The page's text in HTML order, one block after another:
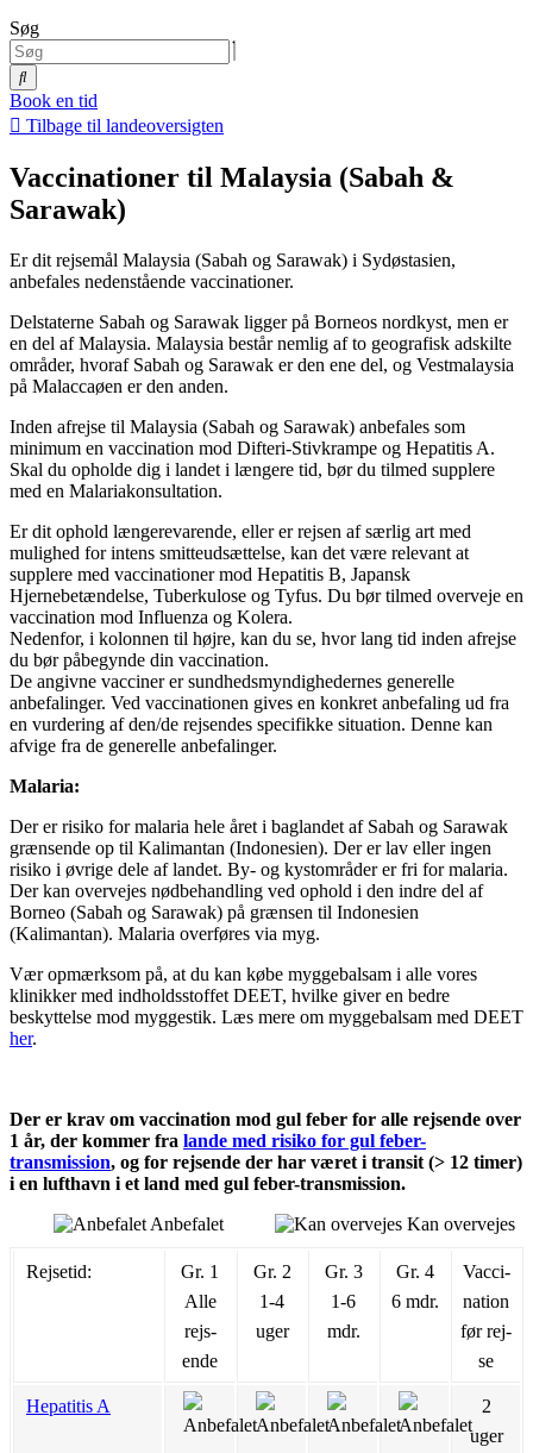
Søg
Book en tid
Tilbage til landeoversigten
Vaccinationer til Malaysia (Sabah &
Sarawak)
Er dit rejsemål Malaysia (Sabah og Sarawak) i Sydøstasien,
anbefales nedenstående vaccinationer.
Delstaterne Sabah og Sarawak ligger på Borneos nordkyst, men er
en del af Malaysia. Malaysia består nemlig af to geografisk adskilte
områder, hvoraf Sabah og Sarawak er den ene del, og Vestmalaysia
på Malaccaøen er den anden.
Inden afrejse til Malaysia (Sabah og Sarawak) anbefales som
minimum en vaccination mod Difteri-Stivkrampe og Hepatitis A.
Skal du opholde dig i landet i længere tid, bør du tilmed supplere
med en Malariakonsultation.
Er dit ophold længerevarende, eller er rejsen af særlig art med
mulighed for intens smitteudsættelse, kan det være relevant at
supplere med vaccinationer mod Hepatitis B, Japansk
Hjernebetændelse, Tuberkulose og Tyfus. Du bør tilmed overveje en
vaccination mod Influenza og Kolera.
Nedenfor, i kolonnen til højre, kan du se, hvor lang tid inden afrejse
du bør påbegynde din vaccination.
De angivne vacciner er sundhedsmyndighedernes generelle
anbefalinger. Ved vaccinationen gives en konkret anbefaling ud fra
en vurdering af den/de rejsendes specifikke situation. Denne kan
afvige fra de generelle anbefalinger.
Malaria:
Der er risiko for malaria hele året i baglandet af Sabah og Sarawak
grænsende op til Kalimantan (Indonesien). Der er lav eller ingen
risiko i øvrige dele af landet. By- og kystområder er fri for malaria.
Der kan overvejes nødbehandling ved ophold i den indre del af
Borneo (Sabah og Sarawak) på grænsen til Indonesien
(Kalimantan). Malaria overføres via myg.
Vær opmærksom på, at du kan købe myggebalsam i alle vores
klinikker med indholdsstoffet DEET, hvilke giver en bedre
beskyttelse mod myggestik. Læs mere om myggebalsam med DEET
her.
Der er krav om vaccination mod gul feber for alle rejsende over
1 år, der kommer fra lande med risiko for gul feber-
transmission, og for rejsende der har været i transit (> 12 timer)
i en lufthavn i et land med gul feber-transmission.
Anbefalet
Kan overvejes
Rejsetid:
Gr. 1
Alle
rejs­
ende
Gr. 2
1-4
uger
Gr. 3
1-6
mdr.
Gr. 4
6 mdr.
Vac­ci­
na­tion
før rej­
se
Hepatitis A
2
uger